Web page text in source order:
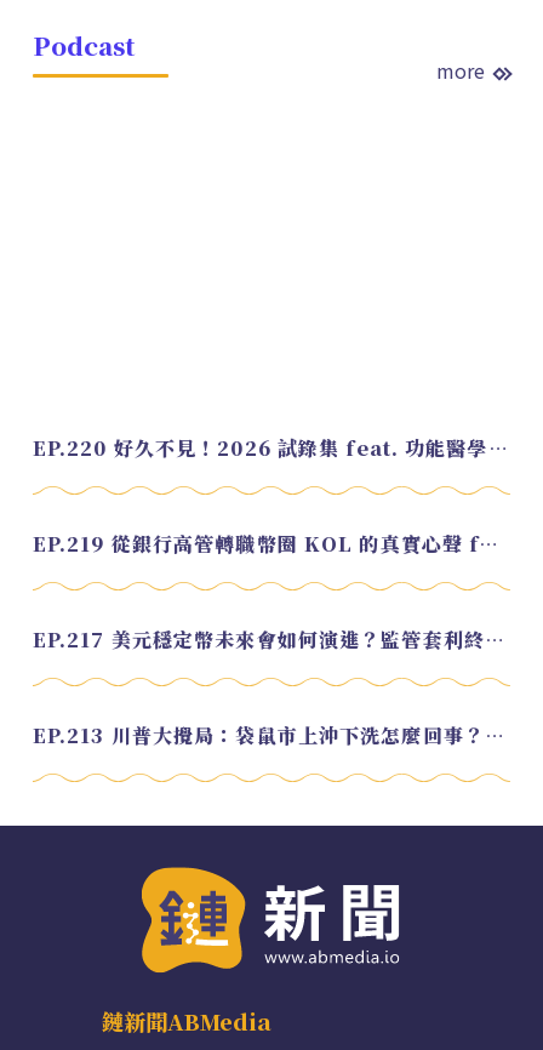
Podcast
more
EP.220 好久不見！2026 試錄集 feat. 功能醫學營養師 美寶
EP.219 從銀行高管轉職幣圈 KOL 的真實心聲 feat.龜大
EP.217 美元穩定幣未來會如何演進？監管套利終將收斂？feat. 研究員 余哲安
EP.213 川普大攪局：袋鼠市上沖下洗怎麼回事？feat. Alvin
鏈新聞ABMedia